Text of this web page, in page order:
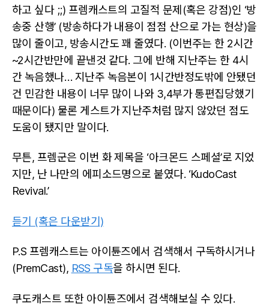
하고 싶다 ;;) 프렘캐스트의 고질적 문제(혹은 강점)인 ‘방
송중 산행’ (방송하다가 내용이 점점 산으로 가는 현상)을
많이 줄이고, 방송시간도 꽤 줄였다. (이번주는 한 2시간
~2시간반만에 끝낸것 같다. 그에 반해 지난주는 한 4시
간 녹음했나… 지난주 녹음본이 1시간반정도밖에 안됐던
건 민감한 내용이 너무 많이 나와 3,4부가 통편집당했기
때문이다) 물론 게스트가 지난주처럼 많지 않았던 점도
도움이 됐지만 말이다.
무튼, 프렘군은 이번 화 제목을 ‘아크몬드 스페셜’로 지었
지만, 난 나만의 에피소드명으로 붙였다. ‘KudoCast
Revival.’
듣기 (혹은 다운받기)
P.S 프렘캐스트는 아이튠즈에서 검색해서 구독하시거나
(PremCast), RSS 구독을 하시면 된다.
쿠도캐스트 또한 아이튠즈에서 검색해보실 수 있다.